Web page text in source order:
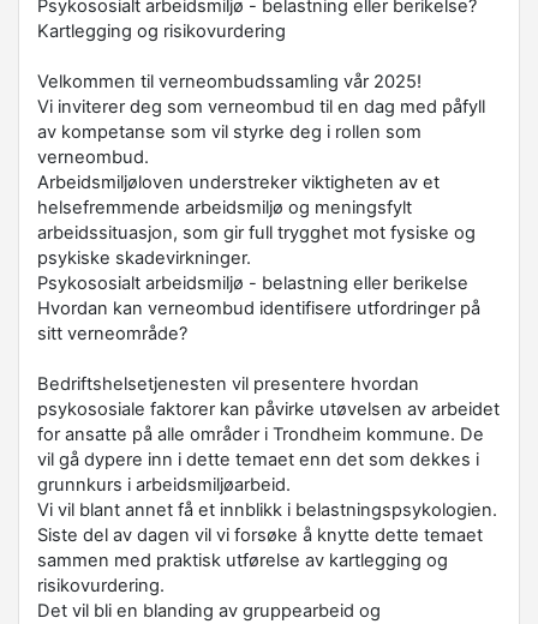
Psykososialt arbeidsmiljø - belastning eller berikelse?
Kartlegging og risikovurdering
Velkommen til verneombudssamling vår 2025!
Vi inviterer deg som verneombud til en dag med påfyll
av kompetanse som vil styrke deg i rollen som
verneombud.
Arbeidsmiljøloven understreker viktigheten av et
helsefremmende arbeidsmiljø og meningsfylt
arbeidssituasjon, som gir full trygghet mot fysiske og
psykiske skadevirkninger.
Psykososialt arbeidsmiljø - belastning eller berikelse
Hvordan kan verneombud identifisere utfordringer på
sitt verneområde?
Bedriftshelsetjenesten vil presentere hvordan
psykososiale faktorer kan påvirke utøvelsen av arbeidet
for ansatte på alle områder i Trondheim kommune. De
vil gå dypere inn i dette temaet enn det som dekkes i
grunnkurs i arbeidsmiljøarbeid.
Vi vil blant annet få et innblikk i belastningspsykologien.
Siste del av dagen vil vi forsøke å knytte dette temaet
sammen med praktisk utførelse av kartlegging og
risikovurdering.
Det vil bli en blanding av gruppearbeid og